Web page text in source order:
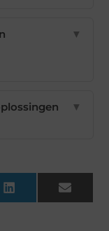
▼
▼
LinkedIn Email